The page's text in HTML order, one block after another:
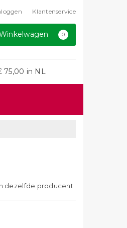
Klantenservice
0
75,00 in NL
dezelfde producent